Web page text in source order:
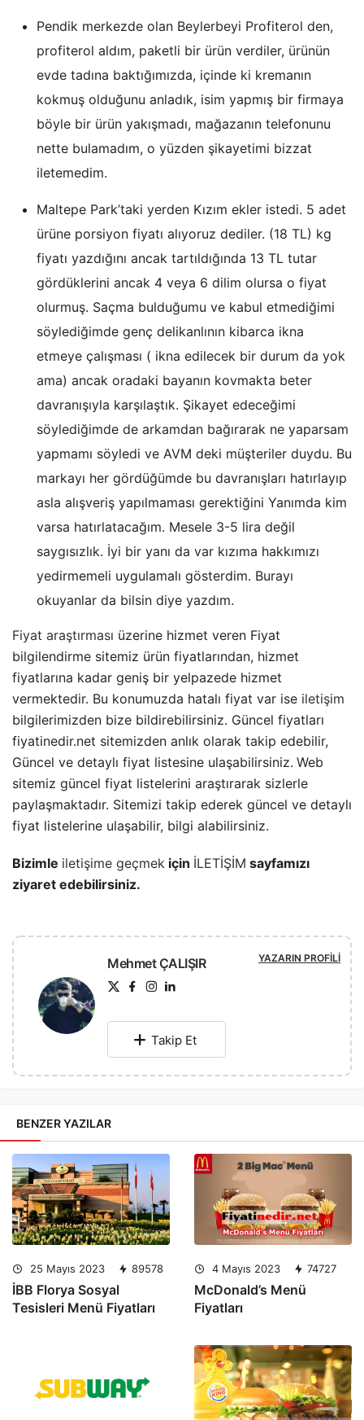
Pendik merkezde olan Beylerbeyi Profiterol den,
profiterol aldım, paketli bir ürün verdiler, ürünün
evde tadına baktığımızda, içinde ki kremanın
kokmuş olduğunu anladık, isim yapmış bir firmaya
böyle bir ürün yakışmadı, mağazanın telefonunu
nette bulamadım, o yüzden şikayetimi bizzat
iletemedim.
Maltepe Park’taki yerden Kızım ekler istedi. 5 adet
ürüne porsiyon fiyatı alıyoruz dediler. (18 TL) kg
fiyatı yazdığını ancak tartıldığında 13 TL tutar
gördüklerini ancak 4 veya 6 dilim olursa o fiyat
olurmuş. Saçma bulduğumu ve kabul etmediğimi
söylediğimde genç delikanlının kibarca ikna
etmeye çalışması ( ikna edilecek bir durum da yok
ama) ancak oradaki bayanın kovmakta beter
davranışıyla karşılaştık. Şikayet edeceğimi
söylediğimde de arkamdan bağırarak ne yaparsam
yapmamı söyledi ve AVM deki müşteriler duydu. Bu
markayı her gördüğümde bu davranışları hatırlayıp
asla alışveriş yapılmaması gerektiğini Yanımda kim
varsa hatırlatacağım. Mesele 3-5 lira değil
saygısızlık. İyi bir yanı da var kızıma hakkımızı
yedirmemeli uygulamalı gösterdim. Burayı
okuyanlar da bilsin diye yazdım.
Fiyat araştırması üzerine hizmet veren Fiyat
bilgilendirme sitemiz ürün fiyatlarından, hizmet
fiyatlarına kadar geniş bir yelpazede hizmet
vermektedir. Bu konumuzda hatalı fiyat var ise iletişim
bilgilerimizden bize bildirebilirsiniz. Güncel fiyatları
fiyatinedir.net sitemizden anlık olarak takip edebilir,
Güncel ve detaylı fiyat listesine ulaşabilirsiniz. Web
sitemiz güncel fiyat listelerini araştırarak sizlerle
paylaşmaktadır. Sitemizi takip ederek güncel ve detaylı
fiyat listelerine ulaşabilir, bilgi alabilirsiniz.
Bizimle iletişime geçmek için İLETİŞİM sayfamızı
ziyaret edebilirsiniz.
Mehmet ÇALIŞIR YAZARIN PROFILI
Takip Et
BENZER YAZILAR
25 Mayıs 2023 89578
İBB Florya Sosyal
Tesisleri Menü Fiyatları
4 Mayıs 2023 74727
McDonald’s Menü
Fiyatları